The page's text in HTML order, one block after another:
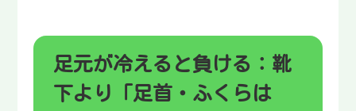
足元が冷えると負ける：靴
下より「足首・ふくらは